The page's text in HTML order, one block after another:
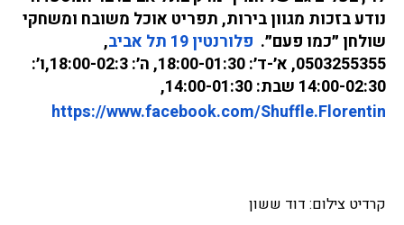
שולחן ״כמו פעם״. פלורנטין 19 תל אביב
14:00-02:30 שבת: 14:00-01:30,
https://www.facebook.com/Shuffle.Florentin
קרדיט צילום: דוד ששון